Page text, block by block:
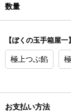
数量
【ぼくの玉手箱屋
極上つぶ餡
お支払い方法